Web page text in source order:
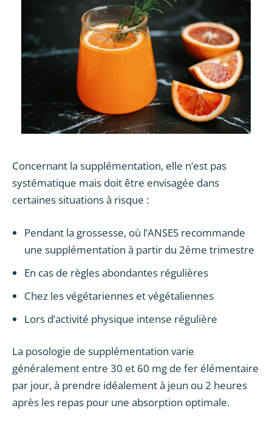
Concernant la supplémentation, elle n’est pas
systématique mais doit être envisagée dans
certaines situations à risque :
Pendant la grossesse, où l’ANSES recommande
une supplémentation à partir du 2ème trimestre
En cas de règles abondantes régulières
Chez les végétariennes et végétaliennes
Lors d’activité physique intense régulière
La posologie de supplémentation varie
généralement entre 30 et 60 mg de fer élémentaire
par jour, à prendre idéalement à jeun ou 2 heures
après les repas pour une absorption optimale.